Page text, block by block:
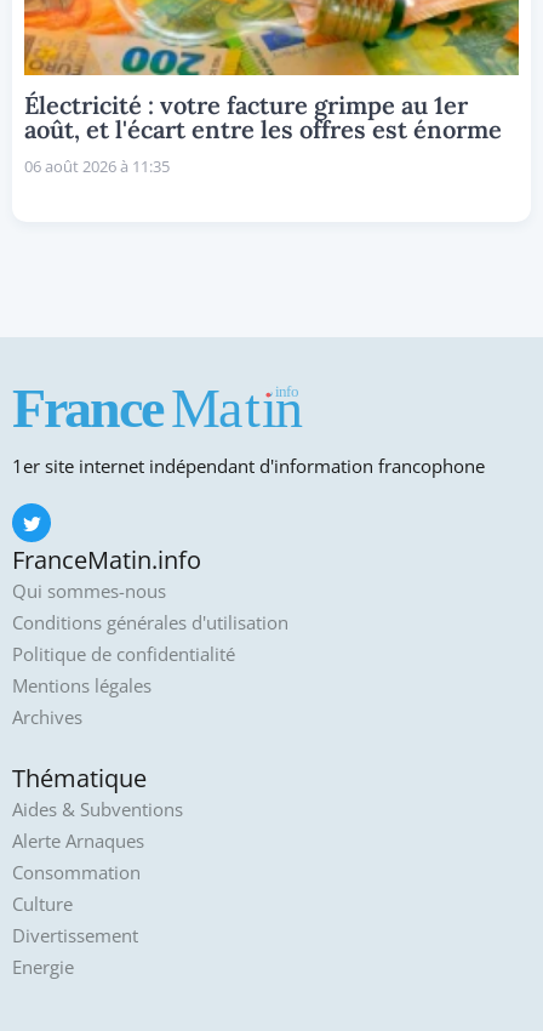
Électricité : votre facture grimpe au 1er
août, et l'écart entre les offres est énorme
06 août 2026 à 11:35
1er site internet indépendant d'information francophone
FranceMatin.info
Qui sommes-nous
Conditions générales d'utilisation
Politique de confidentialité
Mentions légales
Archives
Thématique
Aides & Subventions
Alerte Arnaques
Consommation
Culture
Divertissement
Energie